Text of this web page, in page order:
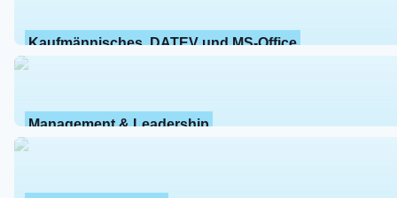
Kaufmännisches, DATEV und MS-Office
Management & Leadership